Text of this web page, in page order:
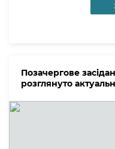
Позачергове
розглянуто